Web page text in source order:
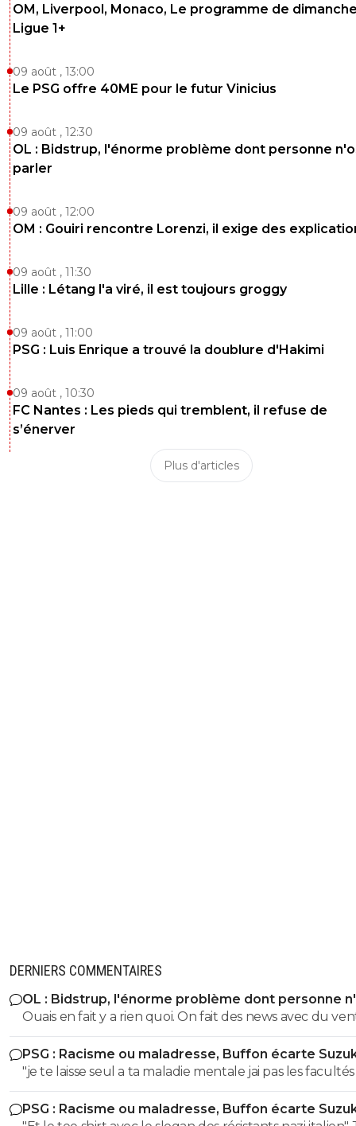
OM, Liverpool, Monaco, Le programme de
Ligue 1+
09 août , 13:00
Le PSG offre 40ME pour le futur Vinicius
09 août , 12:30
OL : Bidstrup, l'énorme problème dont personne
parler
09 août , 12:00
OM : Gouiri rencontre Lorenzi, il exige des
09 août , 11:30
Lille : Létang l'a viré, il est toujours groggy
09 août , 11:00
PSG : Luis Enrique a trouvé la doublure d'Hakimi
09 août , 10:30
FC Nantes : Les pieds qui tremblent, il refuse de
s’énerver
Plus d'articles
DERNIERS COMMENTAIRES
OL : Bidstrup, l'énorme problème dont personne
parler
Ouais en fait y a rien quoi. On fait des news avec du
PSG : Racisme ou maladresse, Buffon écarte
"je te laisse seul a ta maladie mentale jai pas les facultés
pas toubib ni psychiatre" Ah ah tu es très drole ! Tu nous
parles de résistants nazis lol italliens de surcroit lol Mais les
PSG : Racisme ou maladresse, Buffon écarte